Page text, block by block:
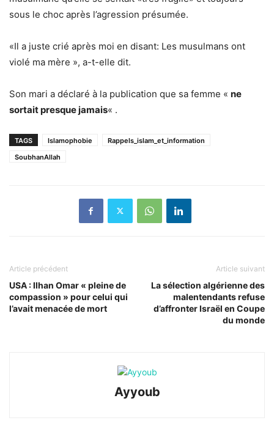
sous le choc après l’agression présumée.
«Il a juste crié après moi en disant: Les musulmans ont
violé ma mère », a-t-elle dit.
Son mari a déclaré à la publication que sa femme « ne
sortait presque jamais« .
TAGS Islamophobie
Rappels_islam_et_information
SoubhanAllah
Article précédent
USA : Ilhan Omar « pleine de
compassion » pour celui qui
l’avait menacée de mort
Article suivant
La sélection algérienne des
malentendants refuse
d’affronter Israël en Coupe
du monde
Ayyoub